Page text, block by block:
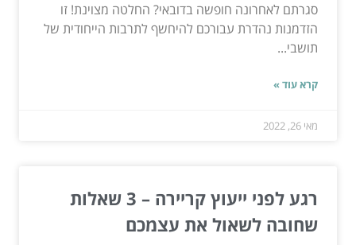
סגרתם לאחרונה חופשה בדובאי? החלטה מצוינת! זו
הזדמנות נהדרת עבורכם להיחשף לתרבות הייחודית של
תושבי...
קרא עוד »
מאי 26, 2022
רגע לפני ייעוץ קריירה – 3 שאלות
שחובה לשאול את עצמכם